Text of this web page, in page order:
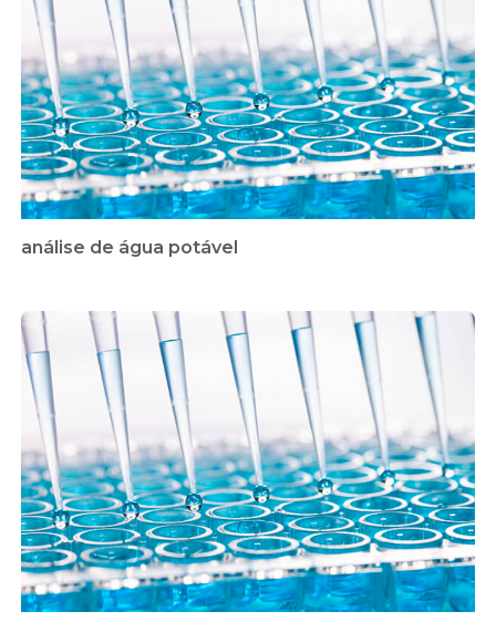
análise de água potável